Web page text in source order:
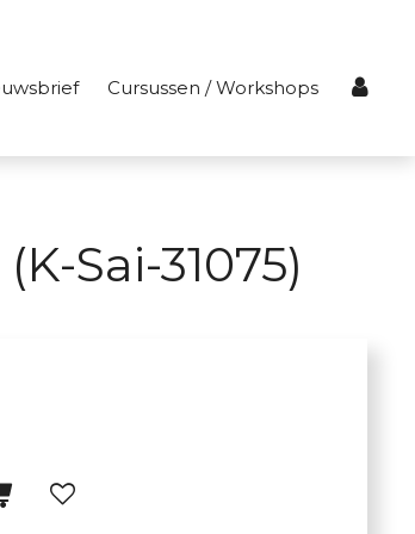
Cursussen / Workshops
Sai-31075)